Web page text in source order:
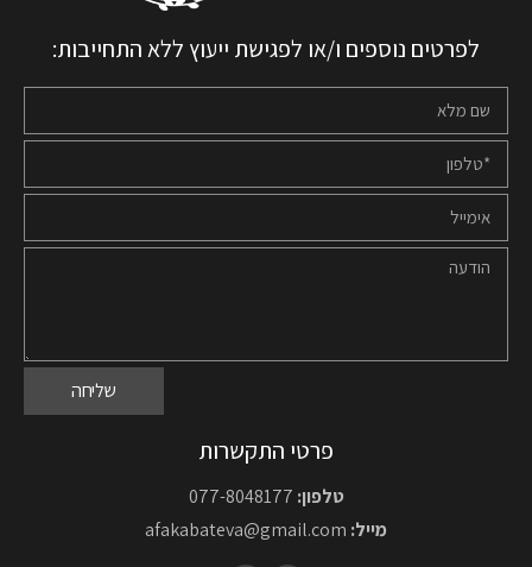
לפרטים נוספים ו/או לפגישת ייעוץ ללא התחייבות:
שליחה
פרטי התקשרות
טלפון: 077-8048177
מייל: